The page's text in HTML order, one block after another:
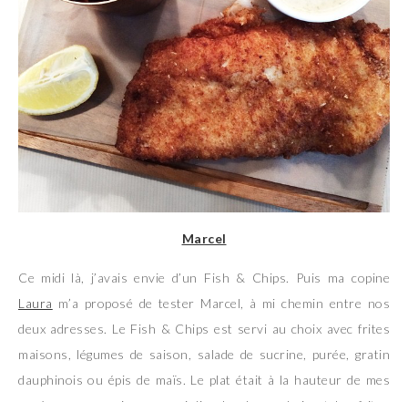
Marcel
Ce midi là, j’avais envie d’un Fish & Chips. Puis ma copine
Laura m’a proposé de tester Marcel, à mi chemin entre nos
deux adresses. Le Fish & Chips est servi au choix avec frites
maisons, légumes de saison, salade de sucrine, purée, gratin
dauphinois ou épis de maïs. Le plat était à la hauteur de mes